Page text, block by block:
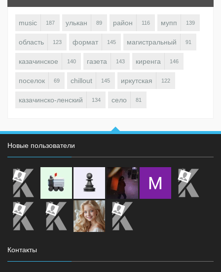
music 187 улькан 89 район 116 мупп 139
область 123 формат 145 магистральный 91
казачинское 140 газета 143 киренга 146
поселок 69 chillout 145 иркутская 122
казачинско-ленский 134 село 81
Новые пользователи
Контакты